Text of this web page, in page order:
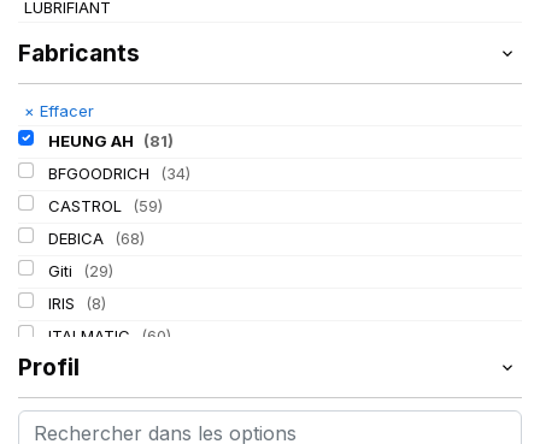
LUBRIFIANT
Fabricants
× Effacer
HEUNG AH
(81)
BFGOODRICH
(34)
CASTROL
(59)
DEBICA
(68)
Giti
(29)
IRIS
(8)
ITALMATIC
(60)
KLEBER
LASSA (174)
LING LONG
(152)
Profil